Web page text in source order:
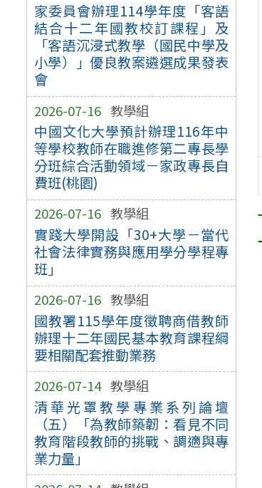
家委員會辦理114學年度「客語
結合十二年國教校訂課程」及
「客語沉浸式教學（國民中學及
小學）」優良教案遴選成果發表
會
2026-07-16 教學組
中國文化大學預計辦理116年中
等學校教師在職進修第二專長學
分班綜合活動領域－家政專長自
費班(桃園)
2026-07-16 教學組
實踐大學開設「30+大學－當代
社會法律實務與應用學分學程專
班」
2026-07-16 教學組
國教署115學年度徵聘商借教師
辦理十二年國民基本教育課程綱
要相關配套推動業務
2026-07-14 教學組
清華光罩教學專業系列論壇
（五）「為教師築韌：看見不同
教育階段教師的挑戰、調適與專
業力量」